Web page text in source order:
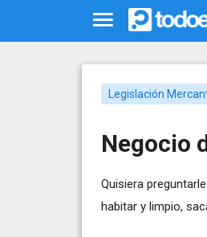
Legislación
Negocio
Quisiera
habitar y limpio,